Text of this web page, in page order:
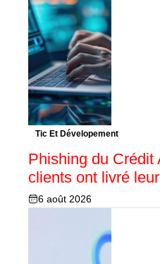
Tic Et Dévelopement
Phishing du Crédit
clients ont livré
6 août 2026